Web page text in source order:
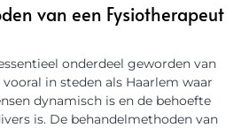
van een Fysiotherapeut
onderdeel geworden van
in steden als Haarlem waar
dynamisch is en de behoefte
is. De behandelmethoden van